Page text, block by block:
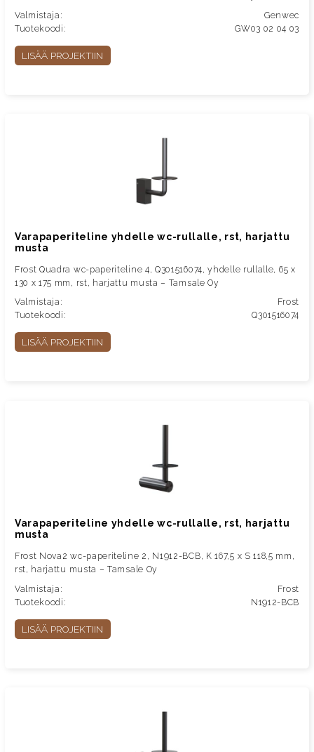
Valmistaja:
Genwec
Tuotekoodi:
GW03 02 04 03
LISÄÄ PROJEKTIIN
Varapaperiteline yhdelle wc-rullalle, rst, harjattu
musta
Frost Quadra wc-paperiteline 4, Q301516074, yhdelle rullalle, 65 x
130 x 175 mm, rst, harjattu musta – Tamsale Oy
Valmistaja:
Frost
Tuotekoodi:
Q301516074
LISÄÄ PROJEKTIIN
Varapaperiteline yhdelle wc-rullalle, rst, harjattu
musta
Frost Nova2 wc-paperiteline 2, N1912-BCB, K 167,5 x S 118,5 mm,
rst, harjattu musta – Tamsale Oy
Valmistaja:
Frost
Tuotekoodi:
N1912-BCB
LISÄÄ PROJEKTIIN